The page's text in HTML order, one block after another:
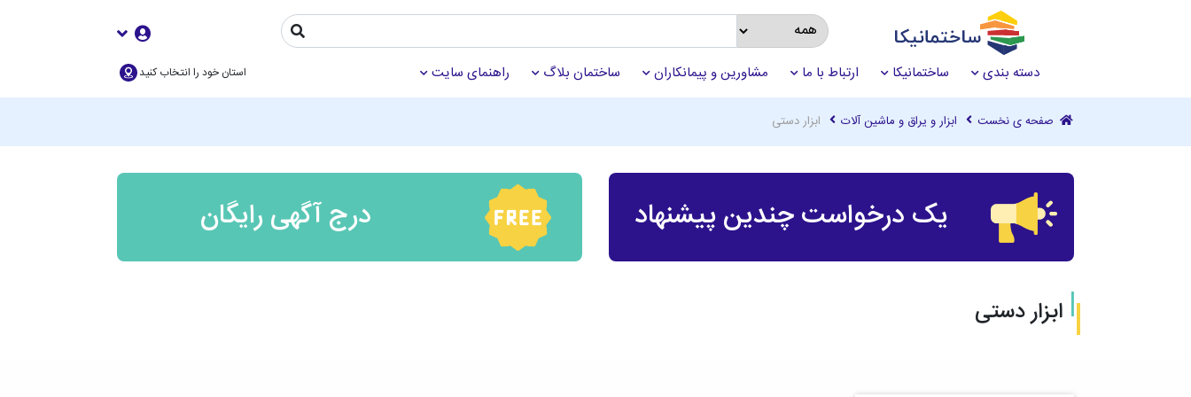
دسته بندی ساختمانیکا ارتباط با ما مشاورین و پیمانکاران ساختمان بلاگ راهنمای سایت استان خود را انتخاب کنید
صفحه ی نخست ابزار و یراق و ماشین آلات ابزار دستی
یک درخواست چندین پیشنهاد درج آگهی رایگان
ابزار دستی